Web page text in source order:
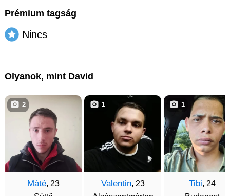
Prémium tagság
Nincs
Olyanok, mint David
Máté, 23
2
Valentin, 23
1
Tibi, 24
1